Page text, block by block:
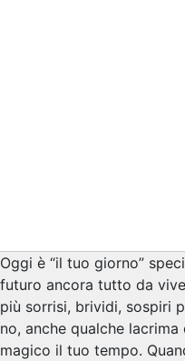
Oggi è “il tuo giorno”
futuro ancora tutto da
più sorrisi, brividi, sospiri
no, anche qualche
magico il tuo tempo.